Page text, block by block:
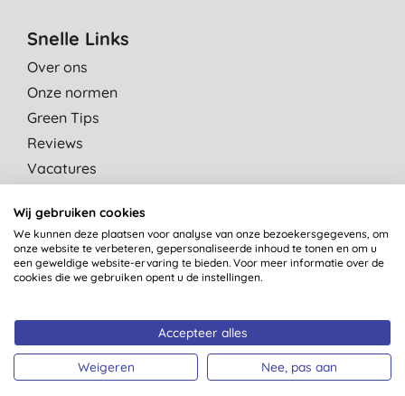
Snelle Links
Over ons
Onze normen
Green Tips
Reviews
Vacatures
Affiliate programma
Kinderdagverblijven
Shop nieuwe producten
Shop bestsellers
Wij gebruiken cookies
We kunnen deze plaatsen voor analyse van onze bezoekersgegevens, om
onze website te verbeteren, gepersonaliseerde inhoud te tonen en om u
een geweldige website-ervaring te bieden. Voor meer informatie over de
cookies die we gebruiken opent u de instellingen.
Accepteer alles
Weigeren Nee, pas aan